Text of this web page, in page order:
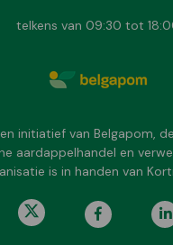
telkens van 09:30 tot
initiatief van Belgapom,
aardappelhandel en
is in handen van